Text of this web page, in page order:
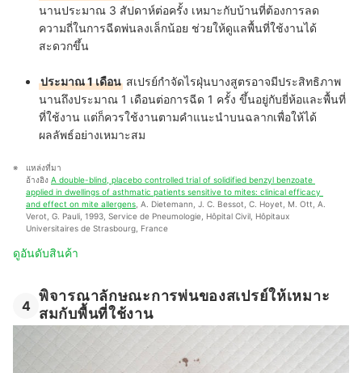
นานประมาณ 3 สัปดาห์ต่อครั้ง เหมาะกับบ้านที่ต้องการลด
ความถี่ในการฉีดพ่นลงเล็กน้อย ช่วยให้ดูแลพื้นที่ใช้งานได้
สะดวกขึ้น
ประมาณ 1 เดือน สเปรย์กำจัดไรฝุ่นบางสูตรอาจมีประสิทธิภาพ
นานถึงประมาณ 1 เดือนต่อการฉีด 1 ครั้ง ขึ้นอยู่กับยี่ห้อและพื้นที่
ที่ใช้งาน แต่ก็ควรใช้งานตามคำแนะนำบนฉลากเพื่อให้ได้
ผลลัพธ์อย่างเหมาะสม
แหล่งที่มา
อ้างอิง A double-blind, placebo controlled trial of solidified benzyl benzoate
applied in dwellings of asthmatic patients sensitive to mites: clinical efficacy
and effect on mite allergens , A. Dietemann, J. C. Bessot, C. Hoyet, M. Ott, A.
Verot, G. Pauli, 1993, Service de Pneumologie, Hôpital Civil, Hôpitaux
Universitaires de Strasbourg, France
ดูอันดับสินค้า
4
พิจารณาลักษณะการพ่นของสเปรย์ให้เหมาะ
สมกับพื้นที่ใช้งาน